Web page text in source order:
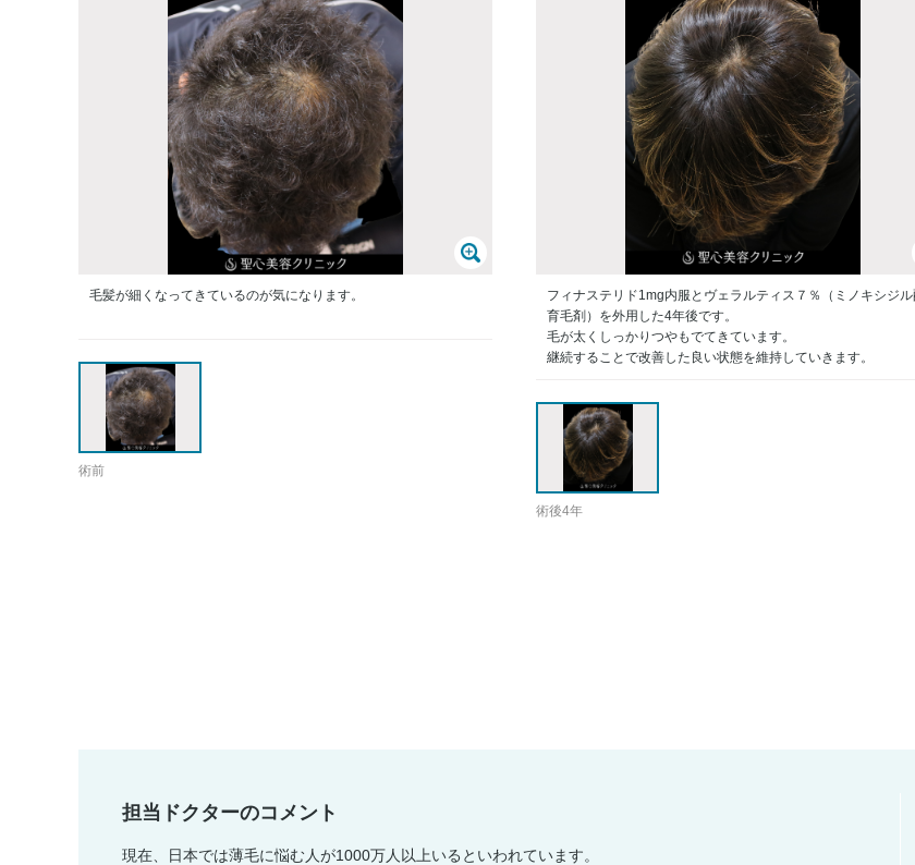
毛髪が細くなってきているのが気になります。
術前
フィナステリド1mg内服とヴェラルティス７％（ミノキシジ
育毛剤）を外用した4年後です。
毛が太くしっかりつやもでてきています。
継続することで改善した良い状態を維持していきます。
術後4年
担当ドクターのコメント
現在、日本では薄毛に悩む人が1000万人以上いるといわれています。